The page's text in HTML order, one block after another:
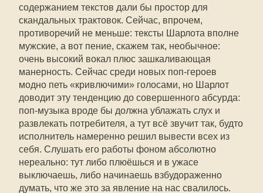
содержанием текстов дали бы простор для
скандальных трактовок. Сейчас, впрочем,
противоречий не меньше: тексты Шарлота вполне
мужские, а вот пение, скажем так, необычное:
очень высокий вокал плюс зашкаливающая
манерность. Сейчас среди новых поп-героев
модно петь «кривлючими» голосами, но Шарлот
доводит эту тенденцию до совершенного абсурда:
поп-музыка вроде бы должна ублажать слух и
развлекать потребителя, а тут всё звучит так, будто
исполнитель намеренно решил вывести всех из
себя. Слушать его работы фоном абсолютно
нереально: тут либо плюёшься и в ужасе
выключаешь, либо начинаешь взбудораженно
думать, что же это за явление на нас свалилось.